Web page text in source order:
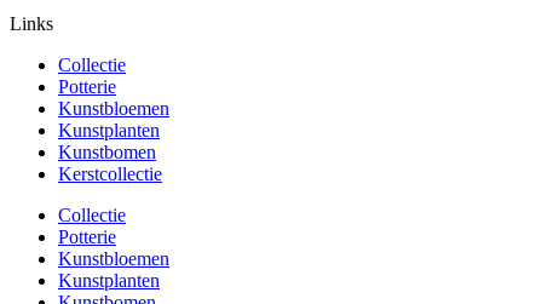
Links
Collectie
Potterie
Kunstbloemen
Kunstplanten
Kunstbomen
Kerstcollectie
Collectie
Potterie
Kunstbloemen
Kunstplanten